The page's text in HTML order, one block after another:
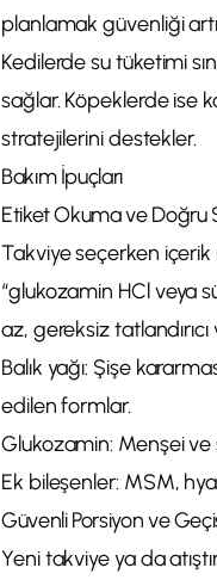
planlamak güvenliği
Kedilerde su tüketimi
sağlar. Köpeklerde ise
stratejilerini destekler.
Bakım İpuçları
Etiket Okuma ve Doğru
Takviye seçerken içerik
“glukozamin HCl veya
az, gereksiz
Balık yağı: Şişe
edilen formlar.
Glukozamin: Menşei ve
Ek bileşenler: MSM,
Güvenli Porsiyon ve
Yeni takviye ya da